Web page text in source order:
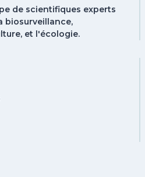
de scientifiques experts
biosurveillance,
et l'écologie.